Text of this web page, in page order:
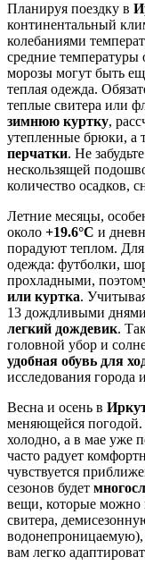
Планируя поездку в
континентальный
колебаниями
средние температуры
морозы могут быть
теплая одежда.
теплые свитера или
зимнюю куртку,
утепленные брюки, а
перчатки. Не
нескользящей
количество осадков,
Летние месяцы,
около +19.6°C и
порадуют теплом. Для
одежда: футболки,
прохладными,
или куртка.
13 дождливыми днями
легкий дождевик.
головной убор и
удобная обувь для
исследования города
Весна и осень в
меняющейся
холодно, а в мае уже
часто радует
чувствуется
сезонов будет
вещи, которые можно
свитера,
вам легко